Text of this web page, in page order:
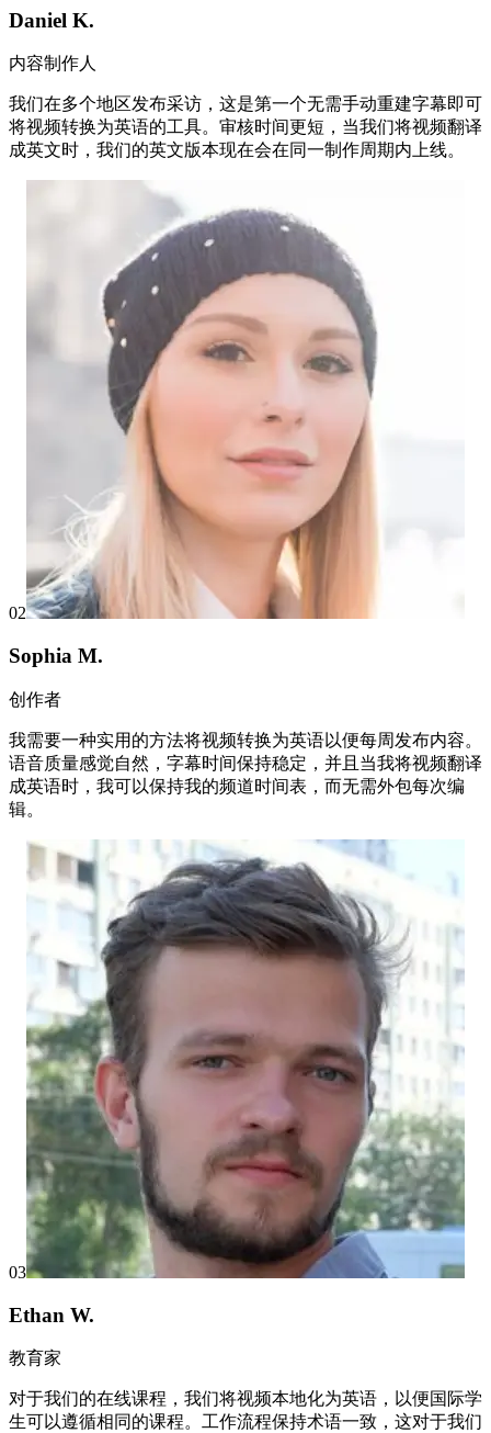
Daniel K.
内容制作人
我们在多个地区发布采访，这是第一个无需手动重建字幕即可
将视频转换为英语的工具。审核时间更短，当我们将视频翻译
成英文时，我们的英文版本现在会在同一制作周期内上线。
02
Sophia M.
创作者
我需要一种实用的方法将视频转换为英语以便每周发布内容。
语音质量感觉自然，字幕时间保持稳定，并且当我将视频翻译
成英语时，我可以保持我的频道时间表，而无需外包每次编
辑。
03
Ethan W.
教育家
对于我们的在线课程，我们将视频本地化为英语，以便国际学
生可以遵循相同的课程。工作流程保持术语一致，这对于我们